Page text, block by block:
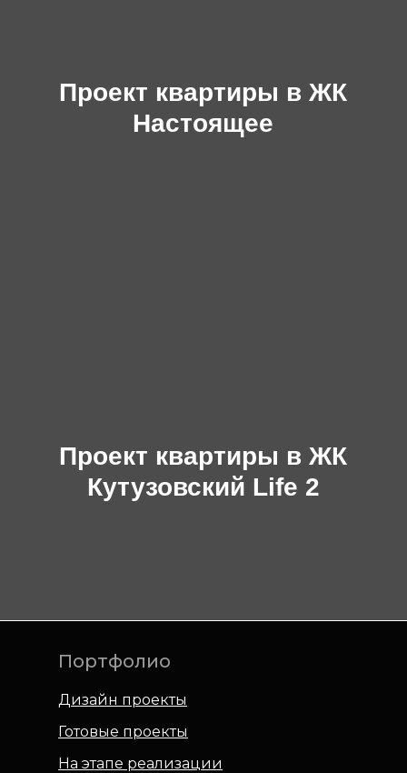
Проект квартиры в ЖК
Настоящее
Проект квартиры в ЖК
Кутузовский Life 2
Портфолио
Дизайн проекты
Готовые проекты
На этапе реализации